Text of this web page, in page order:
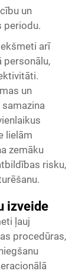
un
periodu.
arī
personālu,
un
lielām
zemāku
risku,
izveide
ļauj
procedūras,